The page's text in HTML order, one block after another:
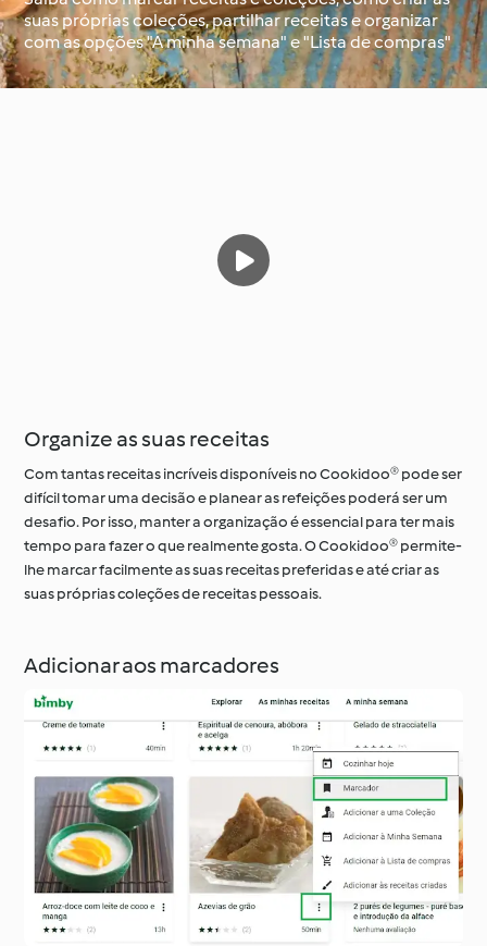
À volta do mundo com
o Cookidoo®
Aprenda com o
Cookidoo®
suas próprias coleções, partilhar receitas e organizar
com as opções "A minha semana" e "Lista de compras"
Organize as suas receitas
Com tantas receitas incríveis disponíveis no Cookidoo® pode ser
difícil tomar uma decisão e planear as refeições poderá ser um
desafio. Por isso, manter a organização é essencial para ter mais
tempo para fazer o que realmente gosta. O Cookidoo® permite-
lhe marcar facilmente as suas receitas preferidas e até criar as
suas próprias coleções de receitas pessoais.
Adicionar aos marcadores